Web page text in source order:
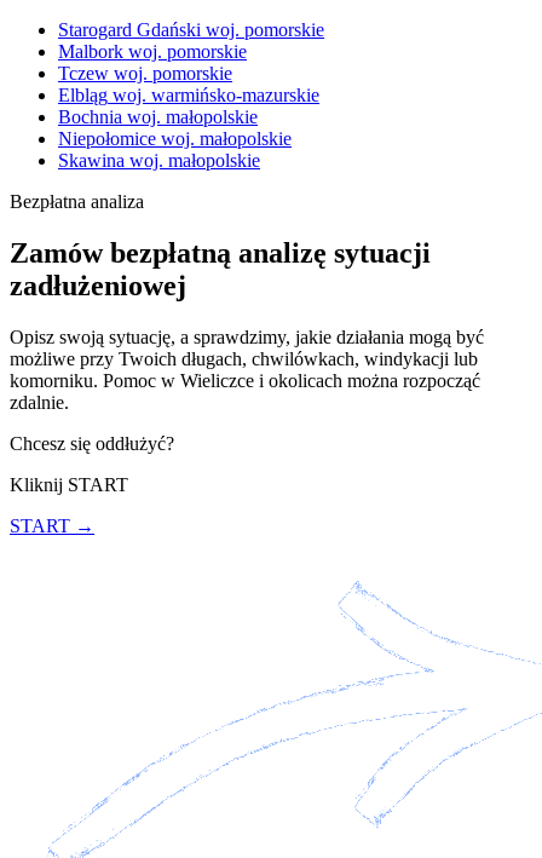
Starogard Gdański woj. pomorskie
Malbork woj. pomorskie
Tczew woj. pomorskie
Elbląg woj. warmińsko-mazurskie
Bochnia woj. małopolskie
Niepołomice woj. małopolskie
Skawina woj. małopolskie
Bezpłatna analiza
Zamów bezpłatną analizę sytuacji
zadłużeniowej
Opisz swoją sytuację, a sprawdzimy, jakie działania mogą być
możliwe przy Twoich długach, chwilówkach, windykacji lub
komorniku. Pomoc w Wieliczce i okolicach można rozpocząć
zdalnie.
Chcesz się oddłużyć?
Kliknij START
START →